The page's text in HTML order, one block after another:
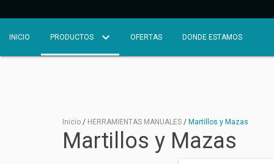
INICIO PRODUCTOS OFERTAS DONDE ESTAMOS
Inicio / HERRAMIENTAS MANUALES / Martillos y Mazas
Martillos y Mazas